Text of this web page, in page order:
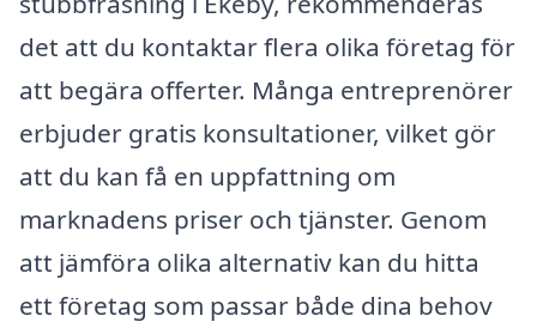
det att du kontaktar flera olika företag för
att begära offerter. Många entreprenörer
erbjuder gratis konsultationer, vilket gör
att du kan få en uppfattning om
marknadens priser och tjänster. Genom
att jämföra olika alternativ kan du hitta
ett företag som passar både dina behov